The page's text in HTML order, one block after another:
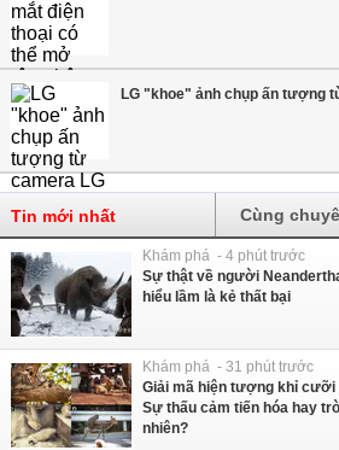
LG "khoe" ảnh chụp ấn tượng
Tin mới nhất Cùng
Khám phá - 4 phút trước
Sự thật về người
hiểu lầm là kẻ thất bại
Khám phá - 31 phút trước
Giải mã hiện tượng khỉ cưỡi
Sự thấu cảm tiến hóa hay
nhiên?